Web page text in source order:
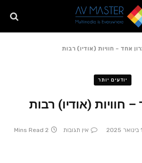
אחד – חוויות (אודיו) רבות
יודעים יותר
חוויות (אודיו) רבות
אין תגובות 2 Mins Read